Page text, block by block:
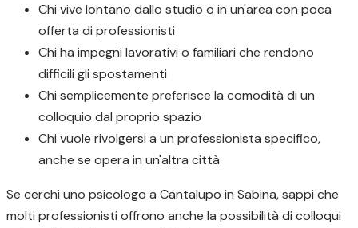
Chi vive lontano dallo studio o in un'area con poca
offerta di professionisti
Chi ha impegni lavorativi o familiari che rendono
difficili gli spostamenti
Chi semplicemente preferisce la comodità di un
colloquio dal proprio spazio
Chi vuole rivolgersi a un professionista specifico,
anche se opera in un'altra città
Se cerchi uno psicologo a Cantalupo in Sabina, sappi che
molti professionisti offrono anche la possibilità di colloqui